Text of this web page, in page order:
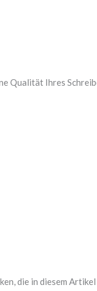
Qualität Ihres
die in diesem Artikel